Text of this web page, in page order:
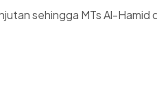
sehingga MTs Al-